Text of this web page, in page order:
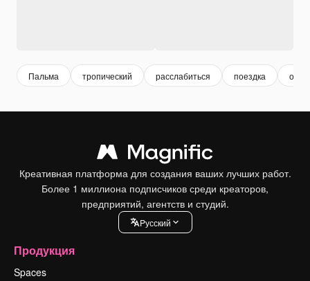
Пальма тропический расслабиться поездка
Креативная платформа для создания ваших лучших работ.
Более 1 миллиона подписчиков среди креаторов,
предприятий, агентств и студий.
Pусский
Продукция
Spaces